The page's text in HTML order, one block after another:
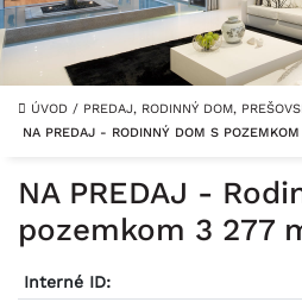
ÚVOD / PREDAJ, RODINNÝ DOM,
NA PREDAJ - RODINNÝ DOM S
NA PREDAJ -
pozemkom 3 277
Interné ID: